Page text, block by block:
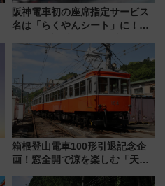
阪神電車初の座席指定サービス
名は「らくやんシート」に！新
を快適移動
箱根登山電車100形引退記念企
画！窓全開で涼を楽しむ「天然